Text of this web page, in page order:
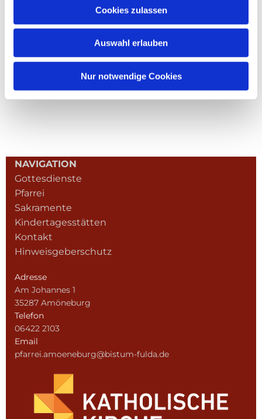
Cookies zulassen
Auswahl erlauben
Nur notwendige Cookies
NAVIGATION
Gottesdienste
Pfarrei
Sakramente
Kindertagesstätten
Kontakt
Hinweisgeberschutz
Adresse
Am Johannes 1
35287 Amöneburg
Telefon
06422 2103
Email
pfarrei.amoeneburg@bistum-fulda.de